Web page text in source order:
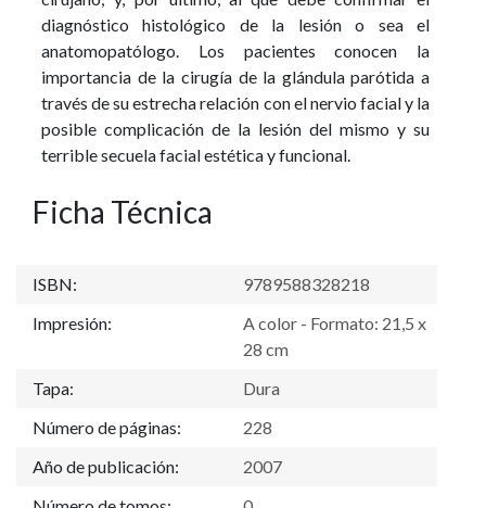
diagnóstico histológico de la lesión o sea el
anatomopatólogo. Los pacientes conocen la
importancia de la cirugía de la glándula parótida a
través de su estrecha relación con el nervio facial y la
posible complicación de la lesión del mismo y su
terrible secuela facial estética y funcional.
Ficha Técnica
ISBN:
9789588328218
Impresión:
A color - Formato: 21,5 x
28 cm
Tapa:
Dura
Número de páginas:
228
Año de publicación:
2007